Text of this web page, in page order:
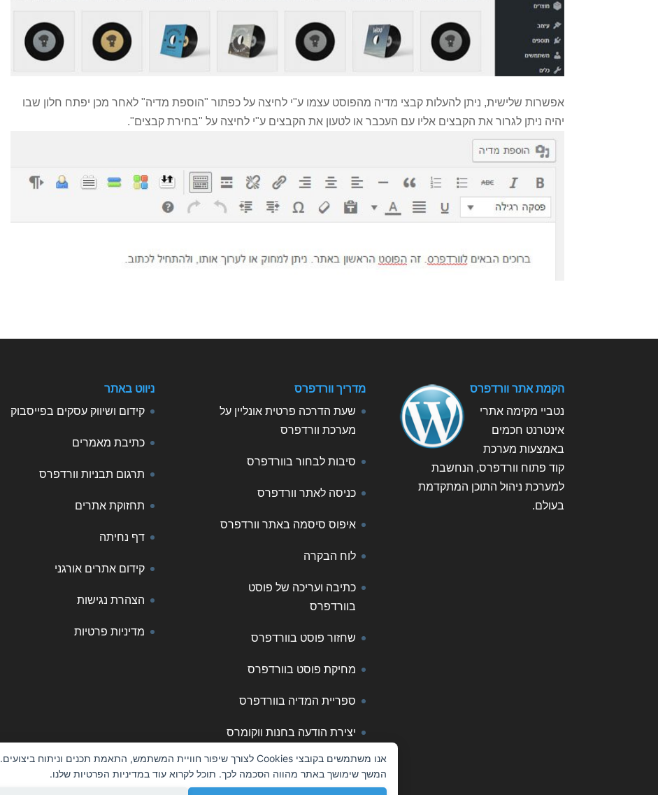
Cookie
Consent
אנו משתמשים בקובצי Cookies לצורך שיפור חוויית המשתמש, התאמת תכנים וניתוח ביצועים.
המשך שימושך באתר מהווה הסכמה לכך. תוכל לקרוא עוד במדיניות הפרטיות שלנו.
אפשרות שלישית, ניתן להעלות קבצי מדיה מהפוסט עצמו ע"י לחיצה על כפתור "הוספת מדיה" לאחר מכן יפתח חלון שבו
יהיה ניתן לגרור את הקבצים אליו עם העכבר או לטעון את הקבצים ע"י לחיצה על "בחירת קבצים".
ניווט באתר
קידום ושיווק עסקים בפייסבוק
כתיבת מאמרים
תרגום תבניות וורדפרס
תחזוקת אתרים
דף נחיתה
קידום אתרים אורגני
הצהרת נגישות
מדיניות פרטיות
מדריך וורדפרס
שעת הדרכה פרטית אונליין על
מערכת וורדפרס
סיבות לבחור בוורדפרס
כניסה לאתר וורדפרס
איפוס סיסמה באתר וורדפרס
לוח הבקרה
כתיבה ועריכה של פוסט
בוורדפרס
שחזור פוסט בוורדפרס
מחיקת פוסט בוורדפרס
ספריית המדיה בוורדפרס
יצירת הודעה בחנות ווקומרס
הקמת אתר וורדפרס
נטביי מקימה אתרי
אינטרנט חכמים
באמצעות מערכת
קוד פתוח וורדפרס, הנחשבת
למערכת ניהול התוכן המתקדמת
בעולם.